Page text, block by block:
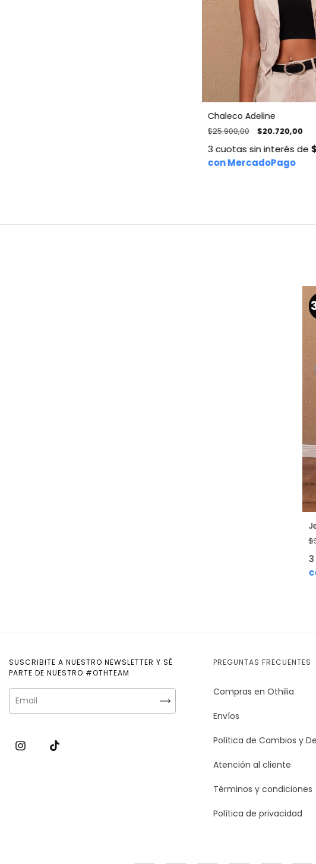
Chaleco Adeline
$25.900,00 $20.720,00
3 cuotas sin interés de
3
SUSCRIBITE A NUESTRO NEWSLETTER Y SÉ
PARTE DE NUESTRO #OTHTEAM
PREGUNTAS FRECUENTES
Compras en Othilia
Envíos
Política de Cambios y
Atención al cliente
Términos y condiciones
Política de privacidad